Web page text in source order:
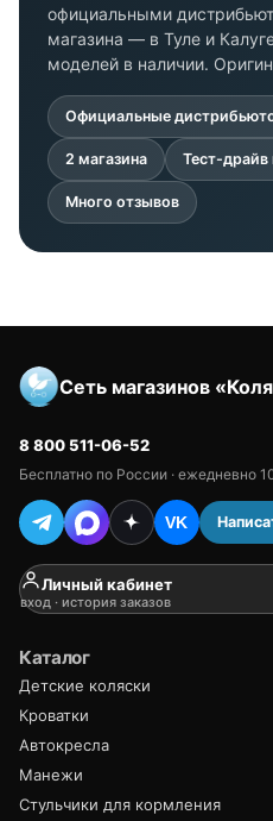
официальными
магазина — в Туле и
моделей в наличии.
Официальные
2 магазина Тест-драйв
Много отзывов
Сеть магазинов
8 800 511-06-52
Бесплатно по России · ежедневно
VK
Личный кабинет
вход · история заказов
Каталог
Детские коляски
Кроватки
Автокресла
Манежи
Стульчики для кормления